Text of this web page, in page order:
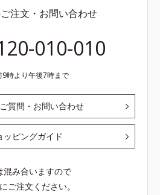
注文・お問い合わせ
010-010
9時より午後7時まで
質問・お問い合わせ
ッピングガイド
混み合いますので
ご注文ください。